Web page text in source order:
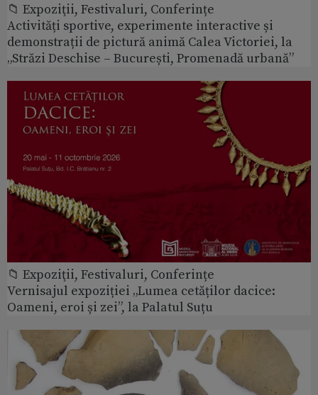
📁 Expoziţii, Festivaluri, Conferințe
Activități sportive, experimente interactive și
demonstrații de pictură animă Calea Victoriei, la
„Străzi Deschise – București, Promenadă urbană”
📁 Expoziţii, Festivaluri, Conferințe
Vernisajul expoziției „Lumea cetăților dacice:
Oameni, eroi și zei”, la Palatul Suțu